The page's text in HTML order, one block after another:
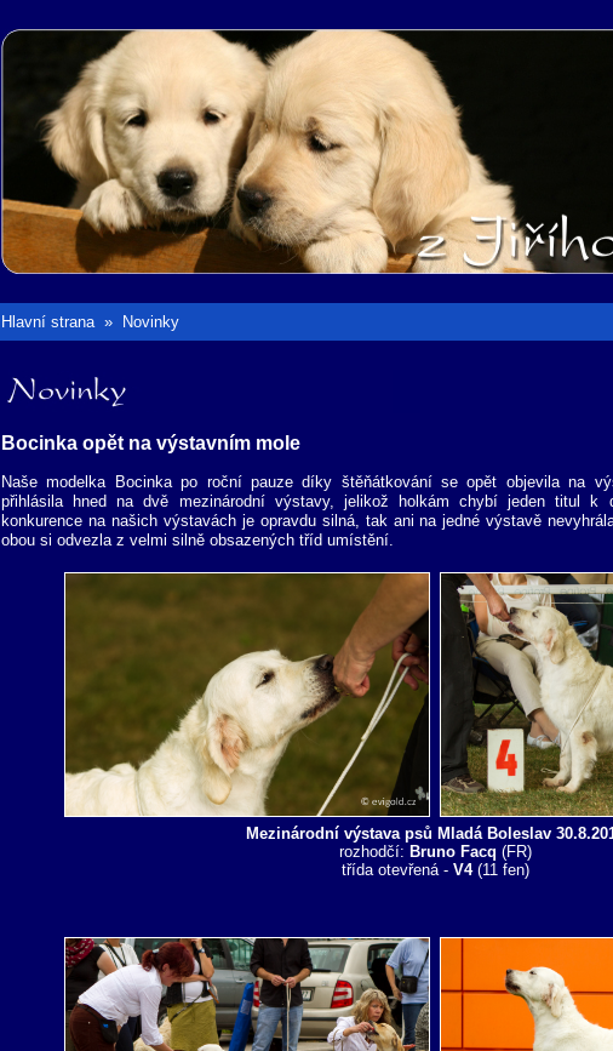
Hlavní strana» Novinky
Novinky
Bocinka opět na výstavním mole
Naše modelka Bocinka po roční pauze díky štěňátkování se opět objevila na
přihlásila hned na dvě mezinárodní výstavy, jelikož holkám chybí jeden titul k
konkurence na našich výstavách je opravdu silná, tak ani na jedné výstavě
obou si odvezla z velmi silně obsazených tříd umístění.
Mezinárodní výstava psů Mladá Boleslav
rozhodčí: Bruno Facq (FR)
třída otevřená - V4(11 fen)